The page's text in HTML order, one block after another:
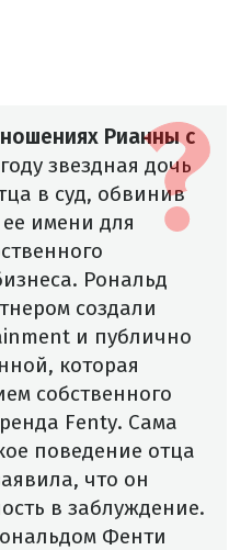
Рианны с
звездная дочь
в суд, обвинив
имени для
Рональд
создали
и публично
которая
собственного
Fenty. Сама
поведение отца
что он
в заблуждение.
Фенти